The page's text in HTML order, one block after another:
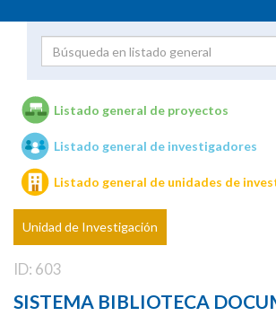
Unidades de investigación
Listado general de proyectos
Listado general de investigadores
Listado general de unidades de
Unidad de Investigación
ID: 603
SISTEMA BIBLIOTECA